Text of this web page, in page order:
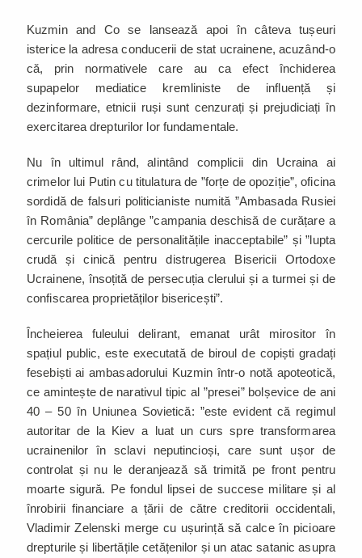
Kuzmin and Co se lansează apoi în câteva tușeuri
isterice la adresa conducerii de stat ucrainene, acuzând-o
că, prin normativele care au ca efect închiderea
supapelor mediatice kremliniste de influență și
dezinformare, etnicii ruși sunt cenzurați și prejudiciați în
exercitarea drepturilor lor fundamentale.
Nu în ultimul rând, alintând complicii din Ucraina ai
crimelor lui Putin cu titulatura de ”forțe de opoziție”, oficina
sordidă de falsuri politicianiste numită ”Ambasada Rusiei
în România” deplânge ”campania deschisă de curățare a
cercurile politice de personalitățile inacceptabile” și ”lupta
crudă și cinică pentru distrugerea Bisericii Ortodoxe
Ucrainene, însoțită de persecuția clerului și a turmei și de
confiscarea proprietăților bisericești”.
Încheierea fuleului delirant, emanat urât mirositor în
spațiul public, este executată de biroul de copiști gradați
fesebiști ai ambasadorului Kuzmin într-o notă apoteotică,
ce amintește de narativul tipic al ”presei” bolșevice de ani
40 – 50 în Uniunea Sovietică: ”este evident că regimul
autoritar de la Kiev a luat un curs spre transformarea
ucrainenilor în sclavi neputincioși, care sunt ușor de
controlat și nu le deranjează să trimită pe front pentru
moarte sigură. Pe fondul lipsei de succese militare și al
înrobirii financiare a țării de către creditorii occidentali,
Vladimir Zelenski merge cu ușurință să calce în picioare
drepturile și libertățile cetățenilor și un atac satanic asupra